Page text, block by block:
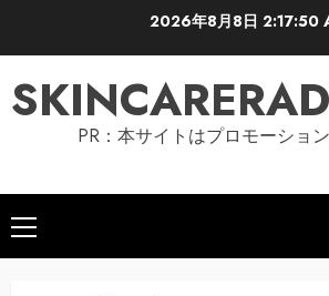
2026年8月8日2:17:51
PR：本サイトはプロモーショ
Primary
Menu